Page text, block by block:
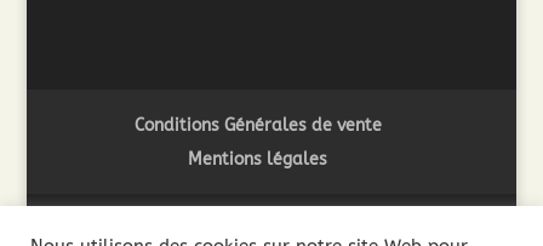
Conditions Générales de vente
Mentions légales